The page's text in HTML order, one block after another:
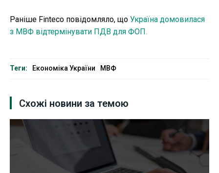
Раніше Finteco повідомляло, що Україна домовилася
з МВФ відтермінувати ПДВ для ФОП.
Теги: Економіка України МВФ
Схожі новини за темою